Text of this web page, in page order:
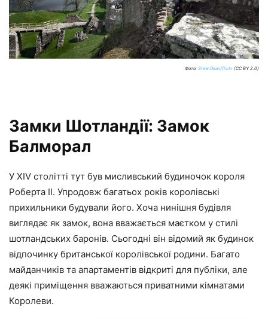
Фото: Stew Dean/flickr (CC BY 2.0)
Замки Шотландії: Замок
Балморал
У XIV столітті тут був мисливський будиночок короля
Роберта ІІ. Упродовж багатьох років королівські
прихильники будували його. Хоча нинішня будівля
виглядає як замок, вона вважається маєтком у стилі
шотландських баронів. Сьогодні він відомий як будинок
відпочинку британської королівської родини. Багато
майданчиків та апартаментів відкриті для публіки, але
деякі приміщення вважаються приватними кімнатами
Королеви.